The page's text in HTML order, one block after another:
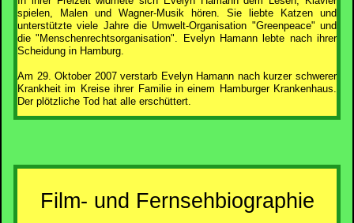
spielen, Malen und Wagner-Musik hören. Sie liebte Katzen und
unterstützte viele Jahre die Umwelt-Organisation "Greenpeace" und
die "Menschenrechtsorganisation". Evelyn Hamann lebte nach ihrer
Scheidung in Hamburg.
Am 29. Oktober 2007 verstarb Evelyn Hamann nach kurzer schwerer
Krankheit im Kreise ihrer Familie in einem Hamburger Krankenhaus.
Der plötzliche Tod hat alle erschüttert.
Film- und Fernsehbiographie